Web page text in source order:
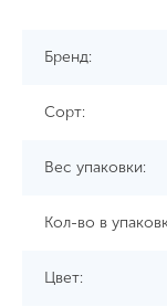
Бренд:
Сорт:
Вес упаковки:
Кол-во в
Цвет: